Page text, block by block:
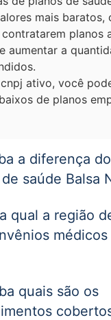
mais baratos,
planos
aumentar a
ativo, você
de planos
a diferença
saúde Balsa
qual a região
médicos
quais são os